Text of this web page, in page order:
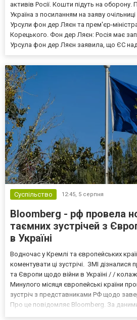
активів Росії. Кошти підуть на
Україна з посиланням на заяву
Урсули фон дер Ляєн та прем'єр-міністра
Корецького. Фон дер Ляєн: Росія має
Урсула фон дер Ляєн заявила, що ЄС
Суспільство 12:45, 5 серпня
Bloomberg - рф провела
таємних зустрічей з
в Україні
Водночас у Кремлі та європейських
коментувати ці зустрічі. ЗМІ
та Європи щодо війни в Україні / /
Минулого місяця європейські країни
зустріч з представниками РФ щодо
Про це повідомляє Bloomberg. За